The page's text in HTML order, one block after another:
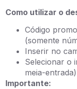
Como utilizar o
Código
(somente
Inserir no
Selecionar o
meia-
Importante: